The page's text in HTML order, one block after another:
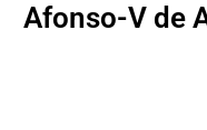
Afonso-V de